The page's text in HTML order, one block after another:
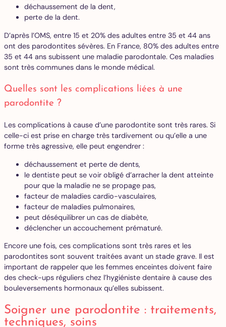
déchaussement de la dent,
perte de la dent.
D’après l’OMS, entre 15 et 20% des adultes entre 35 et 44 ans
ont des parodontites sévères. En France, 80% des adultes entre
35 et 44 ans subissent une maladie parodontale. Ces maladies
sont très communes dans le monde médical.
Quelles sont les complications liées à une
parodontite ?
Les complications à cause d’une parodontite sont très rares. Si
celle-ci est prise en charge très tardivement ou qu’elle a une
forme très agressive, elle peut engendrer :
déchaussement et perte de dents,
le dentiste peut se voir obligé d’arracher la dent atteinte
pour que la maladie ne se propage pas,
facteur de maladies cardio-vasculaires,
facteur de maladies pulmonaires,
peut déséquilibrer un cas de diabète,
déclencher un accouchement prématuré.
Encore une fois, ces complications sont très rares et les
parodontites sont souvent traitées avant un stade grave. Il est
important de rappeler que les femmes enceintes doivent faire
des check-ups réguliers chez l’hygiéniste dentaire à cause des
bouleversements hormonaux qu’elles subissent.
Soigner une parodontite : traitements,
techniques, soins